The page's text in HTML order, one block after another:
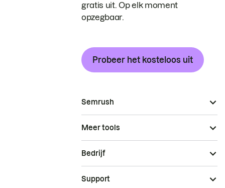
gratis uit. Op elk moment
opzegbaar.
Probeer het kosteloos uit
Semrush
Meer tools
Bedrijf
Support